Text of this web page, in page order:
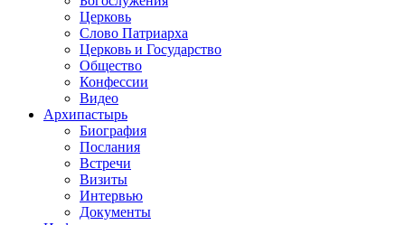
Церковь
Слово Патриарха
Церковь и Государство
Общество
Конфессии
Видео
Архипастырь
Биография
Послания
Встречи
Визиты
Интервью
Документы